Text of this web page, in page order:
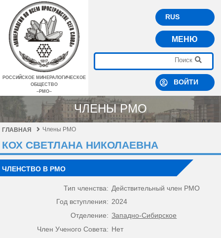
РОССИЙСКОЕ МИНЕРАЛОГИЧЕСКОЕ
ОБЩЕСТВО
–РМО–
RUS
МЕНЮ
ВОЙТИ
ЧЛЕНЫ РМО
ГЛАВНАЯ Члены РМО
КОХ СВЕТЛАНА НИКОЛАЕВНА
ЧЛЕНСТВО В РМО
Тип членства: Действительный член РМО
Год вступления: 2024
Отделение: Западно-Сибирское
Член Ученого Совета: Нет